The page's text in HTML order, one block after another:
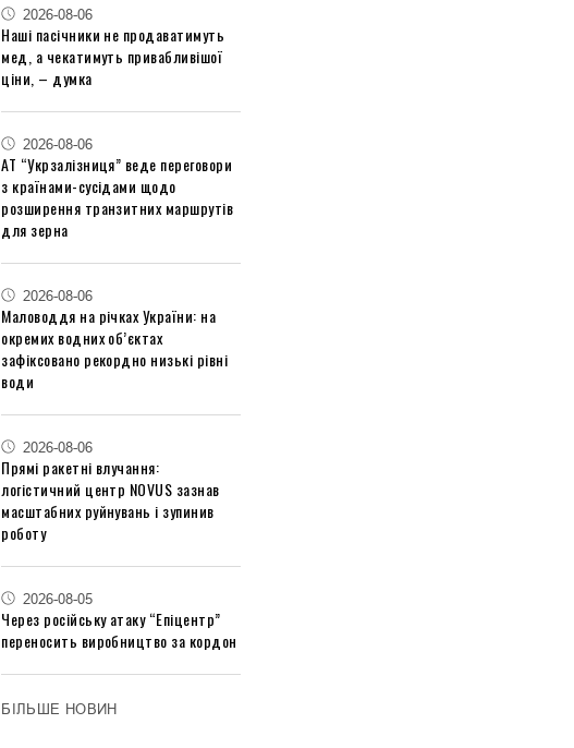
2026-08-06
Наші пасічники не продаватимуть
мед, а чекатимуть привабливішої
ціни, – думка
2026-08-06
АТ “Укрзалізниця” веде переговори
з країнами-сусідами щодо
розширення транзитних маршрутів
для зерна
2026-08-06
Маловоддя на річках України: на
окремих водних об’єктах
зафіксовано рекордно низькі рівні
води
2026-08-06
Прямі ракетні влучання:
логістичний центр NOVUS зазнав
масштабних руйнувань і зупинив
роботу
2026-08-05
Через російську атаку “Епіцентр”
переносить виробництво за кордон
БІЛЬШЕ НОВИН